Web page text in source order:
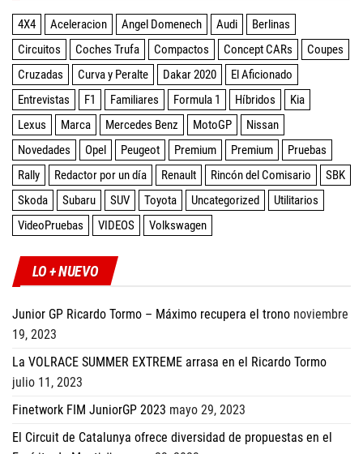
4X4 Aceleracion Angel Domenech Audi
Berlinas
Circuitos
Coches Trufa Compactos Concept CARs
Coupes
Cruzadas
Curva y Peralte Dakar 2020
El Aficionado
Entrevistas
F1 Familiares Formula 1 Híbridos
Kia
Lexus
Marca Mercedes Benz MotoGP
Nissan
Novedades
Opel Peugeot Premium Premium
Pruebas
Rally
Redactor por un día Renault Rincón del Comisario
SBK
Skoda
Subaru SUV Toyota Uncategorized
Utilitarios
VideoPruebas
VIDEOS Volkswagen
LO + NUEVO
Junior GP Ricardo Tormo – Máximo recupera el trono noviembre
19, 2023
La VOLRACE SUMMER EXTREME arrasa en el Ricardo Tormo
julio 11, 2023
Finetwork FIM JuniorGP 2023 mayo 29, 2023
El Circuit de Catalunya ofrece diversidad de propuestas en el